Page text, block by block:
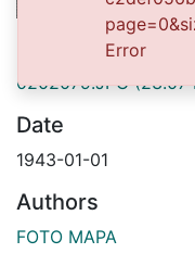
0202079.JPG (23.07
Date
1943-01-01
Authors
FOTO MAPA
Error